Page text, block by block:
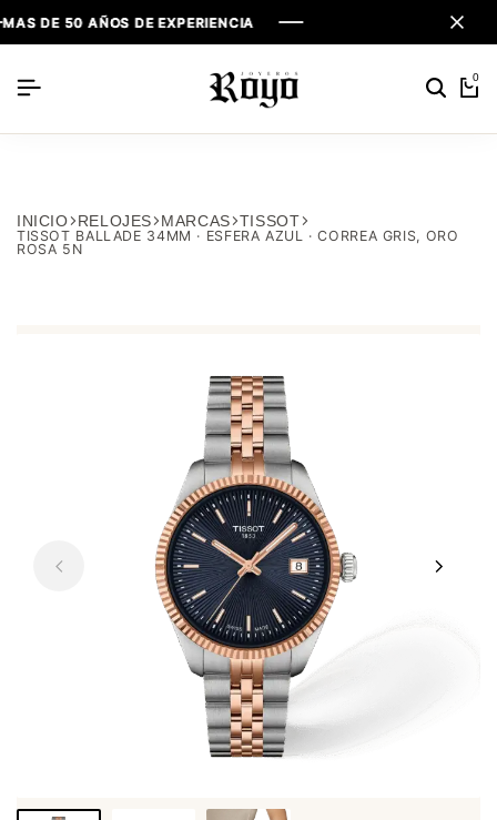
50 AÑOS DE EXPERIENCIA
50 AÑOS DE EXPERIENCIA
50 AÑOS DE EXPERIENCIA
0
INICIO RELOJES MARCAS TISSOT
TISSOT BALLADE 34MM · ESFERA AZUL · CORREA GRIS, ORO
ROSA 5N